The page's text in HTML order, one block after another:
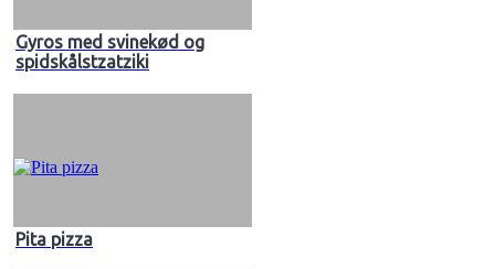
Gyros med svinekød og
spidskålstzatziki
Pita pizza